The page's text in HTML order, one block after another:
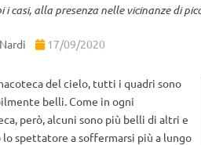
i casi, alla presenza nelle vicinanze di
17/09/2020
del cielo, tutti i quadri sono
belli. Come in ogni
però, alcuni sono più belli di altri e
spettatore a soffermarsi più a lungo